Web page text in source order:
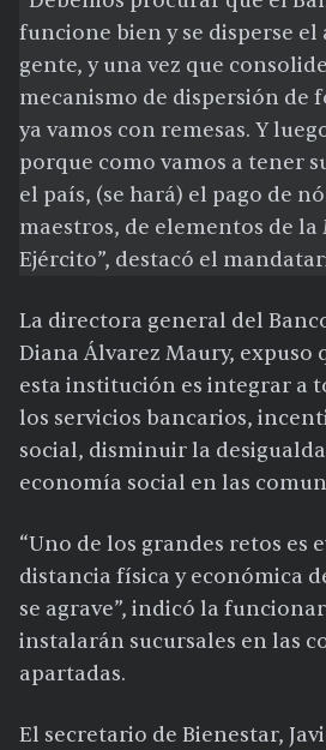
funcione bien y se disperse
gente, y una vez que
mecanismo de dispersión de
ya vamos con remesas. Y
porque como vamos a tener
el país, (se hará) el pago de
maestros, de elementos de
Ejército”, destacó el
La directora general del
Diana Álvarez Maury, expuso
esta institución es integrar a
los servicios bancarios,
social, disminuir la
economía social en las
“Uno de los grandes retos es
distancia física y económica
se agrave”, indicó la
instalarán sucursales en las
apartadas.
El secretario de Bienestar,